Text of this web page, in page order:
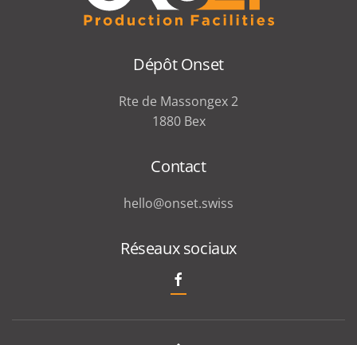
Dépôt Onset
Rte de Massongex 2
1880 Bex
Contact
hello@onset.swiss
Réseaux sociaux